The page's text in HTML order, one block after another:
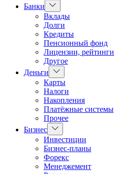
Банки
Показать
подменю
Вклады
Долги
Кредиты
Пенсионный фонд
Лицензии, рейтинги
Другое
Деньги
Показать
подменю
Карты
Налоги
Накопления
Платёжные системы
Прочее
Бизнес Показать
подменю
Инвестиции
Бизнес-планы
Форекс
Менеджемент